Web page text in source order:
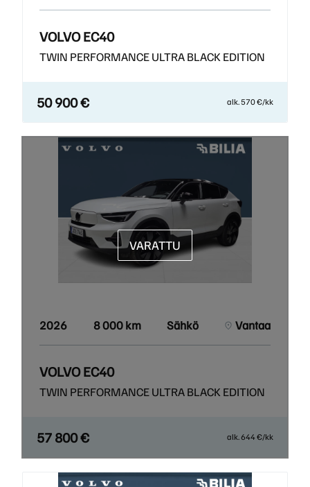
VOLVO EC40
TWIN PERFORMANCE ULTRA BLACK EDITION
50 900 € alk. 570 €/kk
2026 8 000 km Sähkö Vantaa
VOLVO EC40
TWIN PERFORMANCE ULTRA BLACK EDITION
57 800 € alk. 644 €/kk
VARATTU